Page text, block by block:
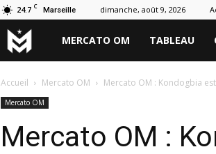
24.7 C Marseille dimanche, août 9, 2026
Marseille
Mercato
MERCATO OM TABLEAU
Accueil Mercato OM Mercato OM : Kondogbia
Mercato OM
Mercato OM :